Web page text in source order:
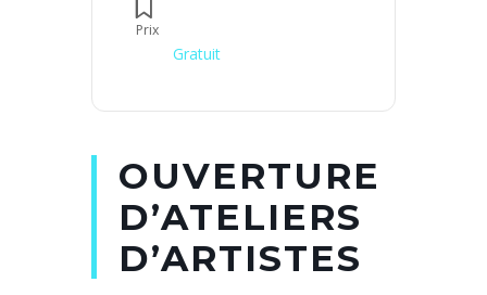
Prix
Gratuit
OUVERTURE
D’ATELIERS
D’ARTISTES